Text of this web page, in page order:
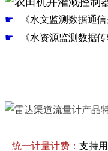
☛
《水文监测数据通信
☛
《水资源监测数据传
统一计量计费： 支持